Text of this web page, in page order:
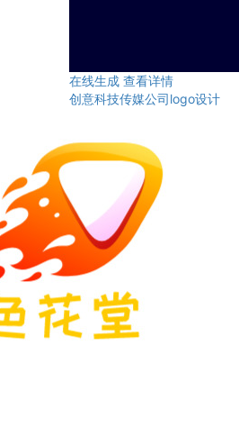
在线生成 查看详情
创意科技传媒公司logo设计